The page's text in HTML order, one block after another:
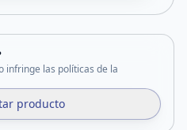
infringe las políticas de la
producto